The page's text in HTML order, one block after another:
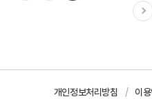
개인정보처리방침 이